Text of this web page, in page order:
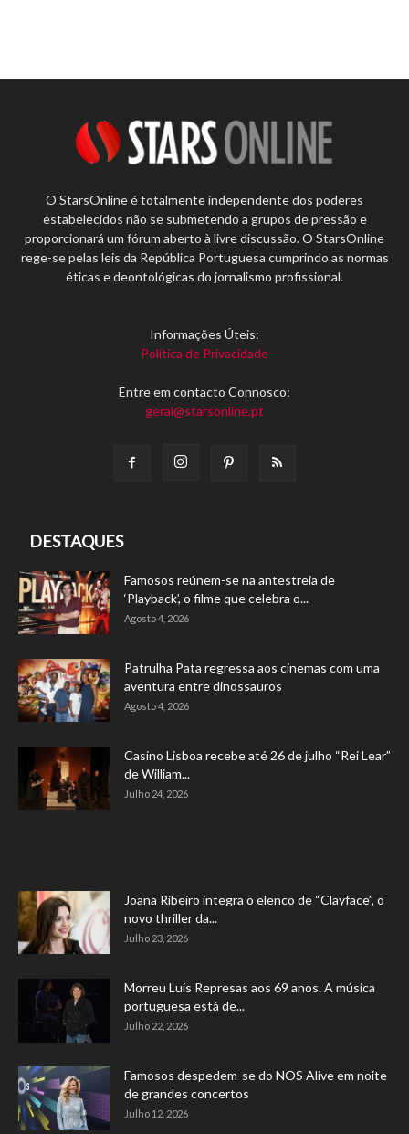
O StarsOnline é totalmente independente dos poderes
estabelecidos não se submetendo a grupos de pressão e
proporcionará um fórum aberto à livre discussão. O StarsOnline
rege-se pelas leis da República Portuguesa cumprindo as normas
éticas e deontológicas do jornalismo profissional.
Informações Úteis:
Política de Privacidade
Entre em contacto Connosco:
geral@starsonline.pt
DESTAQUES
Famosos reúnem-se na antestreia de
‘Playback’, o filme que celebra o...
Agosto 4, 2026
Patrulha Pata regressa aos cinemas com uma
aventura entre dinossauros
Agosto 4, 2026
Casino Lisboa recebe até 26 de julho “Rei Lear”
de William...
Julho 24, 2026
Joana Ribeiro integra o elenco de “Clayface”, o
novo thriller da...
Julho 23, 2026
Morreu Luís Represas aos 69 anos. A música
portuguesa está de...
Julho 22, 2026
Famosos despedem-se do NOS Alive em noite
de grandes concertos
Julho 12, 2026